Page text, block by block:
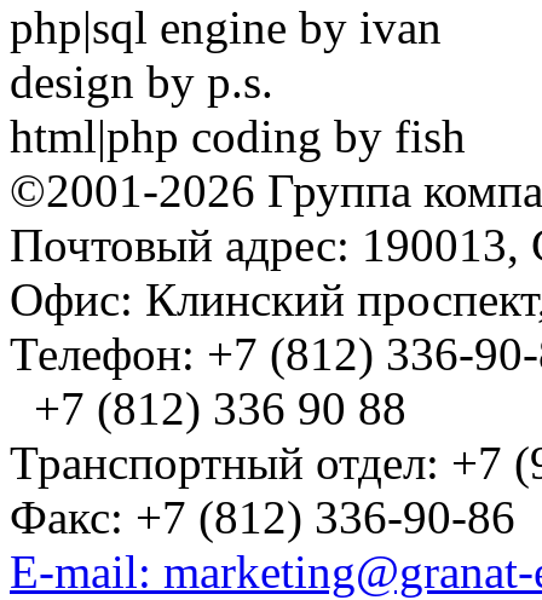
php|sql engine by ivan
design by p.s.
html|php coding by fish
©2001-2026 Группа
Почтовый адрес: 190013,
Офис: Клинский
Телефон: +7 (812) 336-
+7 (812) 336 90 88
Транспортный отдел: +7
Факс: +7 (812) 336-90-86
E-mail: